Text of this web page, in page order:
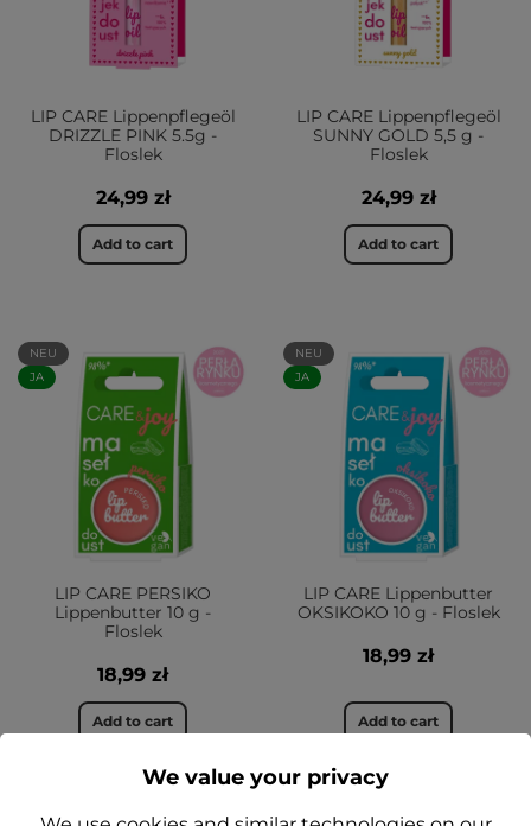
LIP CARE Lippenpflegeöl
DRIZZLE PINK 5.5g -
Floslek
24,99 zł
Add to cart
LIP CARE Lippenpflegeöl
SUNNY GOLD 5,5 g -
Floslek
24,99 zł
Add to cart
NEU
JA
LIP CARE PERSIKO
Lippenbutter 10 g -
Floslek
18,99 zł
Add to cart
NEU
JA
LIP CARE Lippenbutter
OKSIKOKO 10 g - Floslek
18,99 zł
Add to cart
We value your privacy